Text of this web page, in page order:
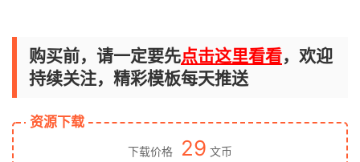
购买前，请一定要先点击这里看看，欢迎
持续关注，精彩模板每天推送
资源下载
下载价格 29 文币